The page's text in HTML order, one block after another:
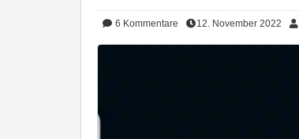
6 Kommentare 12. November 2022